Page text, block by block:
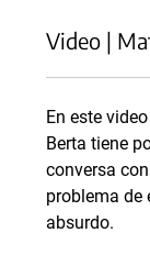
Video |
En este
Berta tiene
conversa
problema de
absurdo.